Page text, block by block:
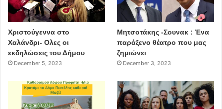
Χριστούγεννα στο
Χαλάνδρι- Ολες οι
εκδηλώσεις του Δήμου
December 5, 2023
Μητσοτάκης -Σουνακ : Ένα
παράξενο θέατρο που μας
ζημιώνει
December 3, 2023